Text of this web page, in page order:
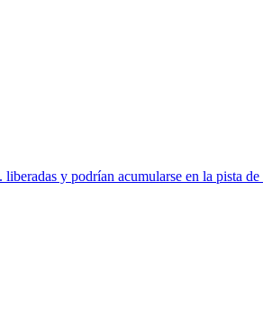
y podrían acumularse en la pista